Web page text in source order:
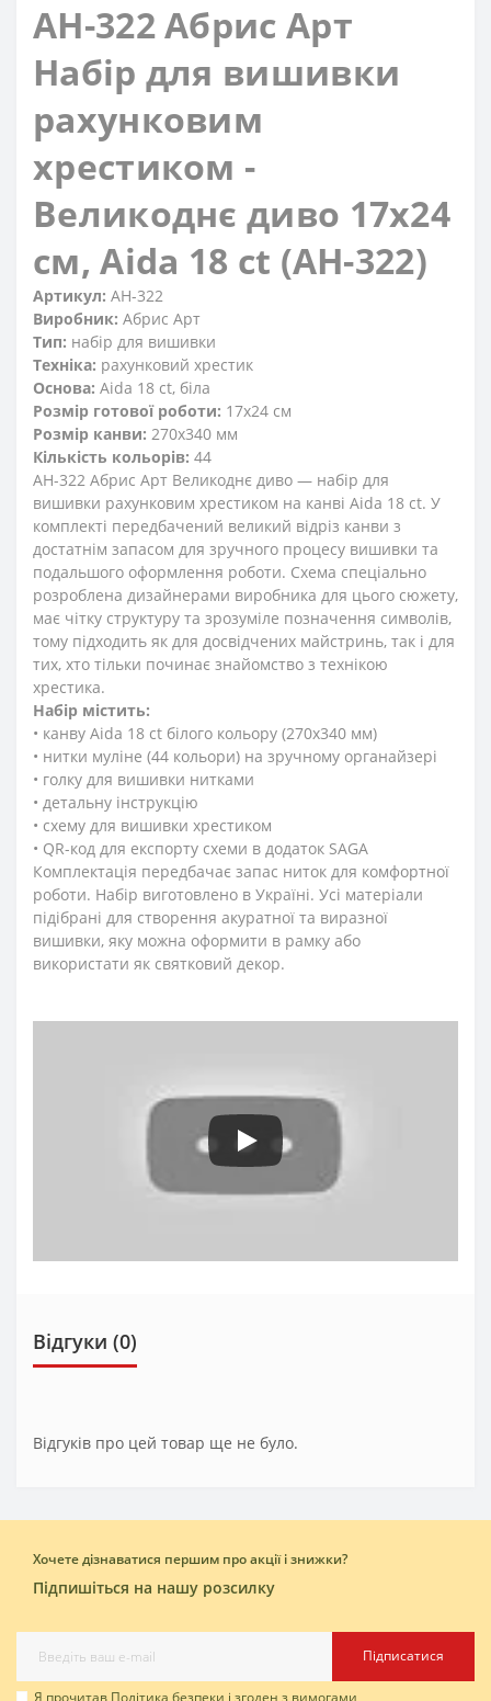
AH-322 Абрис Арт
Набір для вишивки
рахунковим
хрестиком -
Великоднє диво 17x24
см, Aida 18 ct (АН-322)
Артикул: AH-322
Виробник: Абрис Арт
Тип: набір для вишивки
Техніка: рахунковий хрестик
Основа: Aida 18 ct, біла
Розмір готової роботи: 17x24 см
Розмір канви: 270x340 мм
Кількість кольорів: 44
AH-322 Абрис Арт Великоднє диво — набір для
вишивки рахунковим хрестиком на канві Aida 18 ct. У
комплекті передбачений великий відріз канви з
достатнім запасом для зручного процесу вишивки та
подальшого оформлення роботи. Схема спеціально
розроблена дизайнерами виробника для цього сюжету,
має чітку структуру та зрозуміле позначення символів,
тому підходить як для досвідчених майстринь, так і для
тих, хто тільки починає знайомство з технікою
хрестика.
Набір містить:
• канву Aida 18 ct білого кольору (270x340 мм)
• нитки муліне (44 кольори) на зручному органайзері
• голку для вишивки нитками
• детальну інструкцію
• схему для вишивки хрестиком
• QR-код для експорту схеми в додаток SAGA
Комплектація передбачає запас ниток для комфортної
роботи. Набір виготовлено в Україні. Усі матеріали
підібрані для створення акуратної та виразної
вишивки, яку можна оформити в рамку або
використати як святковий декор.
Відгуки (0)
Відгуків про цей товар ще не було.
Хочете дізнаватися першим про акції і знижки?
Підпишіться на нашу розсилку
Підписатися
Я прочитав Політика безпеки і згоден з вимогами